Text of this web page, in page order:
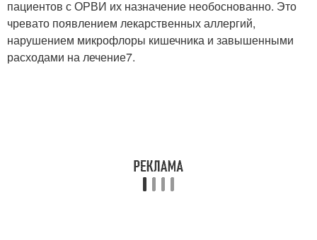
пациентов с ОРВИ их назначение необоснованно. Это
чревато появлением лекарственных аллергий,
нарушением микрофлоры кишечника и завышенными
расходами на лечение7.